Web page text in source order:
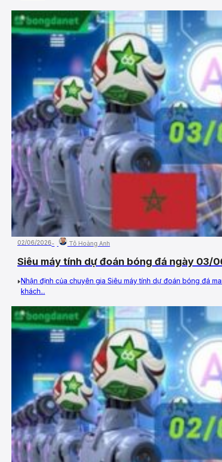
02/06/2026 Tô Hoàng Anh
Siêu máy tính dự đoán bóng đá ngày 03/
Nhận định của chuyên gia Siêu máy tính dự đoán bóng đá
khách...